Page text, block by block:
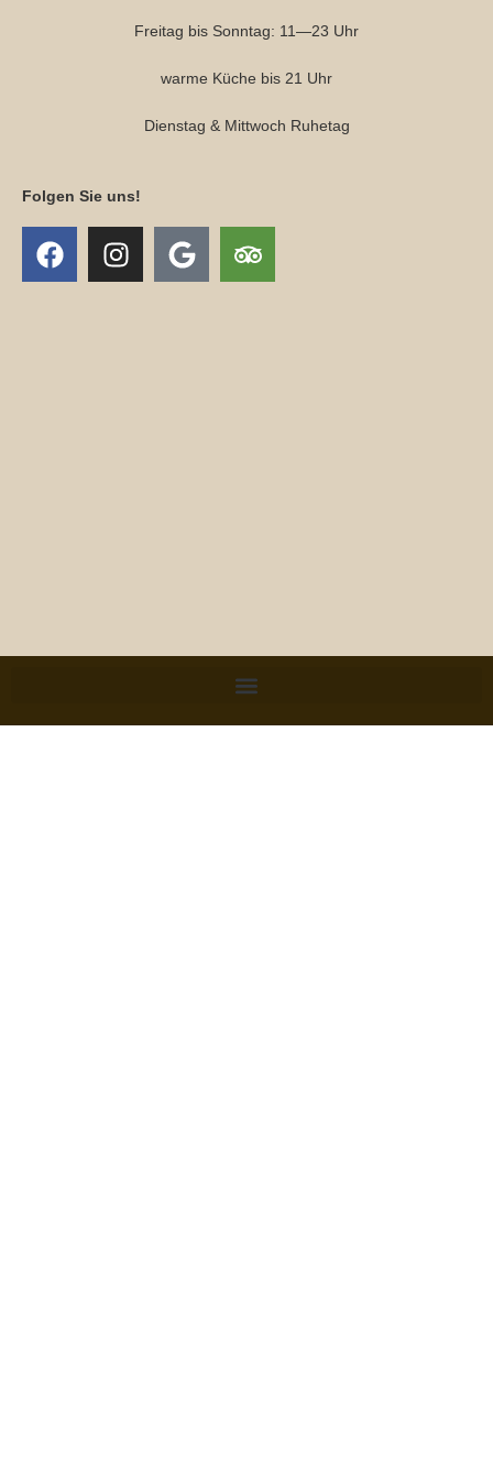
Freitag bis Sonntag: 11—23 Uhr
warme Küche bis 21 Uhr
Dienstag & Mittwoch Ruhetag
Folgen Sie uns!